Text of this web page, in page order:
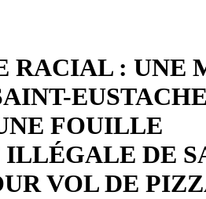
RACIAL : UNE
FOUILLE
DE
VOL DE